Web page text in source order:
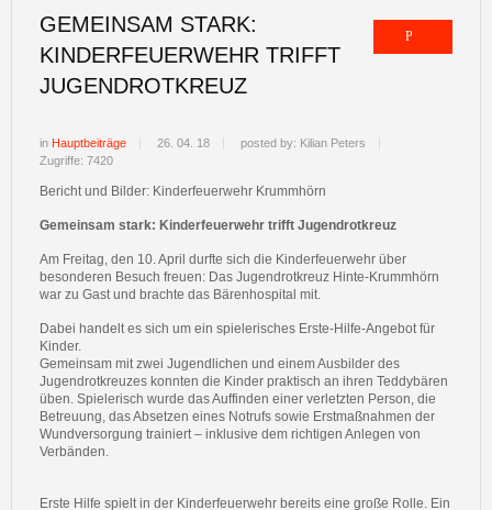
GEMEINSAM STARK:
KINDERFEUERWEHR TRIFFT
JUGENDROTKREUZ
in Hauptbeiträge 26. 04. 18
posted by: Kilian Peters
Zugriffe: 7420
Bericht und Bilder: Kinderfeuerwehr Krummhörn
Gemeinsam stark: Kinderfeuerwehr trifft Jugendrotkreuz
Am Freitag, den 10. April durfte sich die Kinderfeuerwehr über
besonderen Besuch freuen: Das Jugendrotkreuz Hinte-Krummhörn
war zu Gast und brachte das Bärenhospital mit.
Dabei handelt es sich um ein spielerisches Erste-Hilfe-Angebot für
Kinder.
Gemeinsam mit zwei Jugendlichen und einem Ausbilder des
Jugendrotkreuzes konnten die Kinder praktisch an ihren Teddybären
üben. Spielerisch wurde das Auffinden einer verletzten Person, die
Betreuung, das Absetzen eines Notrufs sowie Erstmaßnahmen der
Wundversorgung trainiert – inklusive dem richtigen Anlegen von
Verbänden.
Erste Hilfe spielt in der Kinderfeuerwehr bereits eine große Rolle. Ein